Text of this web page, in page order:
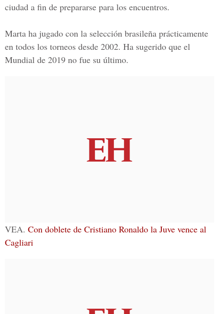
ciudad a fin de prepararse para los encuentros.
Marta ha jugado con la selección brasileña prácticamente
en todos los torneos desde 2002. Ha sugerido que el
Mundial de 2019 no fue su último.
VEA. Con doblete de Cristiano Ronaldo la Juve vence al
Cagliari